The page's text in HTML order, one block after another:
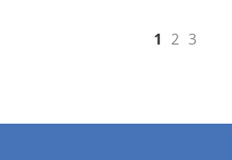
1 2 3